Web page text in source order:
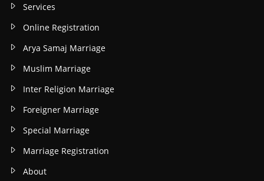
Services
Online Registration
Arya Samaj Marriage
Muslim Marriage
Inter Religion Marriage
Foreigner Marriage
Special Marriage
Marriage Registration
About